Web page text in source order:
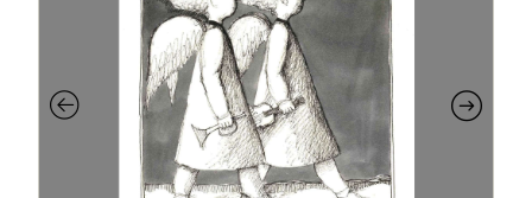
CARRELLO
ACCOUNT
ENGLISH